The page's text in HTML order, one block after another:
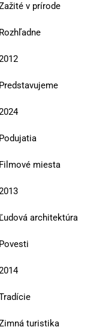
tajomstvá pod
Maginhradom
v prírode
Rozhľadne
Predstavujeme
Podujatia
Filmové miesta
Ľudová architektúra
Povesti
turistika